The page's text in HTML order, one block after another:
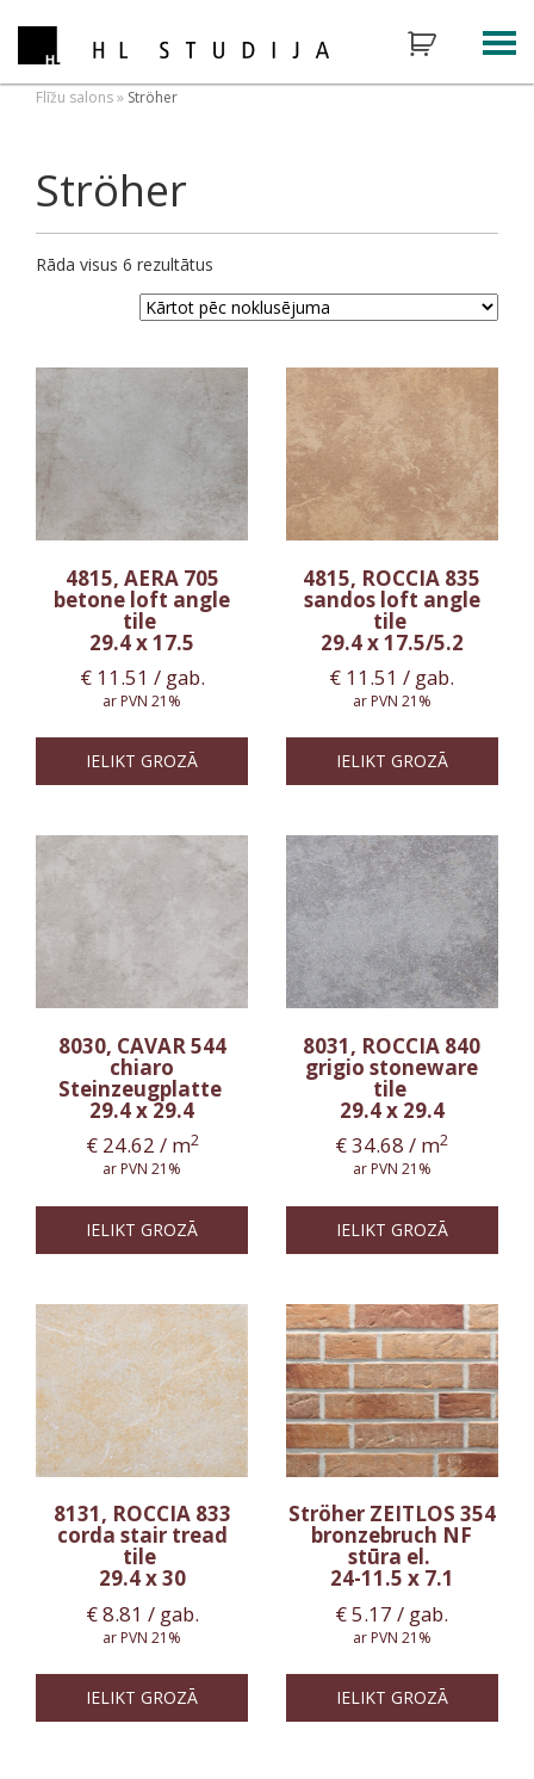
Flīžu salons» Ströher
Ströher
Rāda visus 6 rezultātus
4815, AERA 705
betone loft angle
tile
29.4 x 17.5
€11.51 / gab.
ar PVN 21%
IELIKT GROZĀ
4815, ROCCIA 835
sandos loft angle
tile
29.4 x 17.5/5.2
€ 11.51 / gab.
ar PVN 21%
IELIKT GROZĀ
8030, CAVAR 544
chiaro
Steinzeugplatte
29.4 x 29.4
€24.62 / m2
ar PVN 21%
IELIKT GROZĀ
8031, ROCCIA 840
grigio stoneware
tile
29.4 x 29.4
€34.68 / m2
ar PVN 21%
IELIKT GROZĀ
8131, ROCCIA 833
corda stair tread
tile
29.4 x 30
€8.81 / gab.
ar PVN 21%
IELIKT GROZĀ
Ströher ZEITLOS 354
bronzebruch NF
stūra el.
24-11.5 x 7.1
€5.17 / gab.
ar PVN 21%
IELIKT GROZĀ